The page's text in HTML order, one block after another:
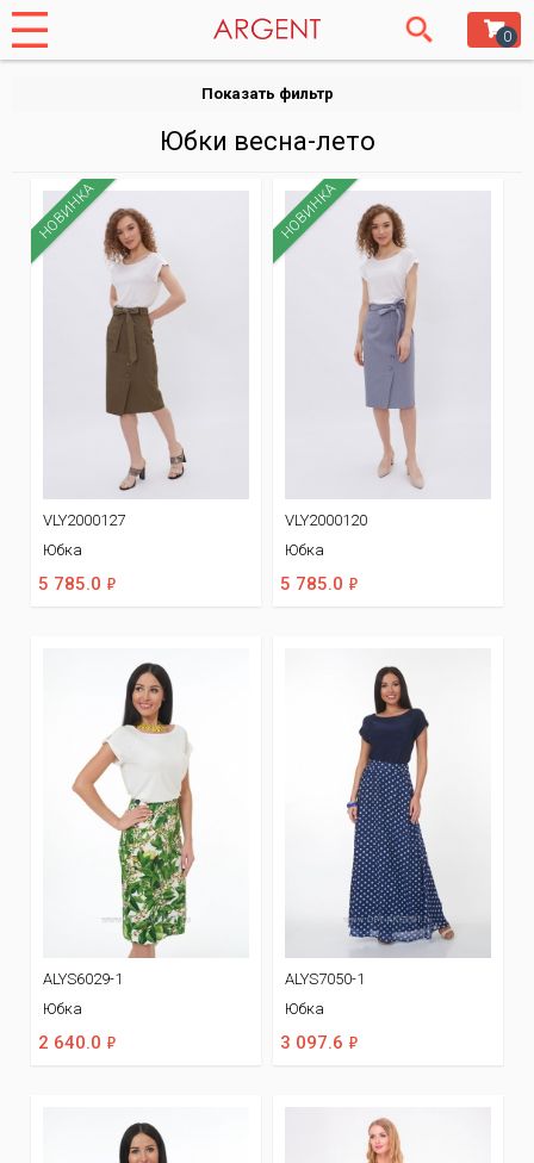
0
Показать фильтр
Юбки весна-лето
НОВИНКА
VLY2000127
Юбка
5 785.0 ф
НОВИНКА
VLY2000120
Юбка
5 785.0 ф
ALYS6029-1
Юбка
2 640.0 ф
ALYS7050-1
Юбка
3 097.6 ф